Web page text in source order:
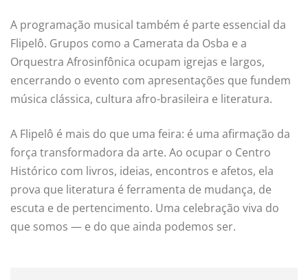
A programação musical também é parte essencial da
Flipelô. Grupos como a Camerata da Osba e a
Orquestra Afrosinfônica ocupam igrejas e largos,
encerrando o evento com apresentações que fundem
música clássica, cultura afro-brasileira e literatura.
A Flipelô é mais do que uma feira: é uma afirmação da
força transformadora da arte. Ao ocupar o Centro
Histórico com livros, ideias, encontros e afetos, ela
prova que literatura é ferramenta de mudança, de
escuta e de pertencimento. Uma celebração viva do
que somos — e do que ainda podemos ser.